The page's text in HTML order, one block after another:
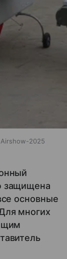
2025
защищена
основные
многих